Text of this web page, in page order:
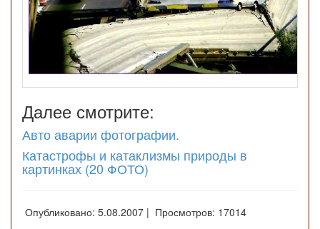
Далее смотрите:
Авто аварии фотографии.
Катастрофы и катаклизмы природы в
картинках (20 ФОТО)
Опубликовано: 5.08.2007 | Просмотров: 17014